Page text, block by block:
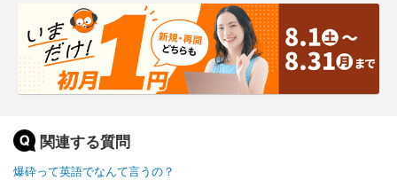
関連する質問
爆砕って英語でなんて言うの？